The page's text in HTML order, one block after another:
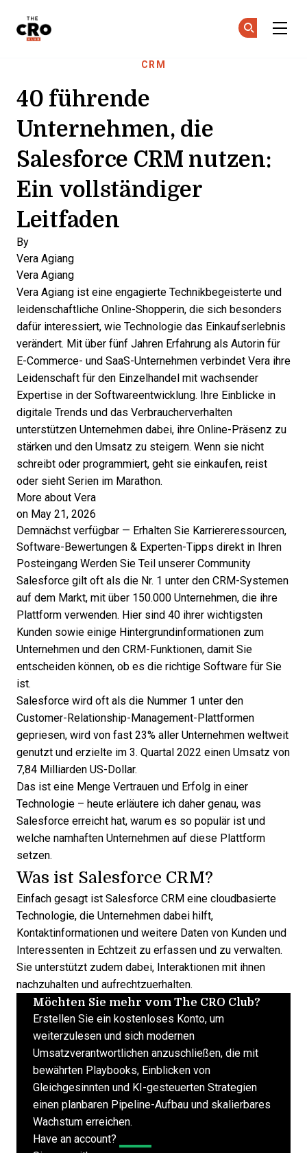
CRM
40 führende
Unternehmen, die
Salesforce CRM nutzen:
Ein vollständiger
Leitfaden
By
Vera Agiang
Vera Agiang
Vera Agiang ist eine engagierte Technikbegeisterte und
leidenschaftliche Online-Shopperin, die sich besonders
dafür interessiert, wie Technologie das Einkaufserlebnis
verändert. Mit über fünf Jahren Erfahrung als Autorin für
E-Commerce- und SaaS-Unternehmen verbindet Vera ihre
Leidenschaft für den Einzelhandel mit wachsender
Expertise in der Softwareentwicklung. Ihre Einblicke in
digitale Trends und das Verbraucherverhalten
unterstützen Unternehmen dabei, ihre Online-Präsenz zu
stärken und den Umsatz zu steigern. Wenn sie nicht
schreibt oder programmiert, geht sie einkaufen, reist
oder sieht Serien im Marathon.
More about Vera
on May 21, 2026
Demnächst verfügbar — Erhalten Sie Karriereressourcen,
Software-Bewertungen & Experten-Tipps direkt in Ihren
Posteingang Werden Sie Teil unserer Community
Salesforce gilt oft als die Nr. 1 unter den CRM-Systemen
auf dem Markt, mit über 150.000 Unternehmen, die ihre
Plattform verwenden. Hier sind 40 ihrer wichtigsten
Kunden sowie einige Hintergrundinformationen zum
Unternehmen und den CRM-Funktionen, damit Sie
entscheiden können, ob es die richtige Software für Sie
ist.
Salesforce wird oft als die Nummer 1 unter den
Customer-Relationship-Management-Plattformen
gepriesen, wird von fast 23% aller Unternehmen weltweit
genutzt und erzielte im 3. Quartal 2022 einen Umsatz von
7,84 Milliarden US-Dollar.
Das ist eine Menge Vertrauen und Erfolg in einer
Technologie – heute erläutere ich daher genau, was
Salesforce erreicht hat, warum es so populär ist und
welche namhaften Unternehmen auf diese Plattform
setzen.
Was ist Salesforce CRM?
Einfach gesagt ist Salesforce CRM eine cloudbasierte
Technologie, die Unternehmen dabei hilft,
Kontaktinformationen und weitere Daten von Kunden und
Interessenten in Echtzeit zu erfassen und zu verwalten.
Sie unterstützt zudem dabei, Interaktionen mit ihnen
nachzuhalten und aufrechtzuerhalten.
Möchten Sie mehr vom The CRO Club?
Erstellen Sie ein kostenloses Konto, um
weiterzulesen und sich modernen
Umsatzverantwortlichen anzuschließen, die mit
bewährten Playbooks, Einblicken von
Gleichgesinnten und KI-gesteuerten Strategien
einen planbaren Pipeline-Aufbau und skalierbares
Wachstum erreichen.
Have an account?